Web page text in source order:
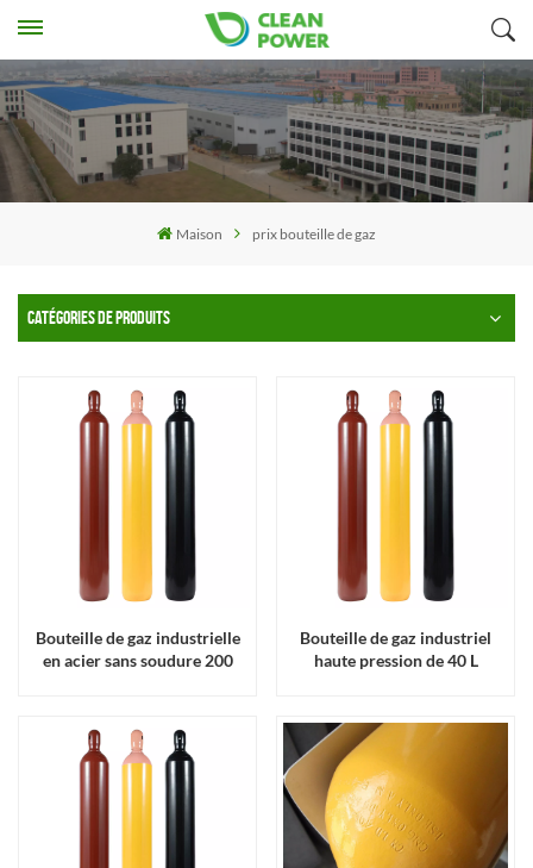
Maison prix bouteille de gaz
CATÉGORIES DE PRODUITS
Bouteille de gaz industrielle
en acier sans soudure 200
Bouteille de gaz industriel
haute pression de 40 L